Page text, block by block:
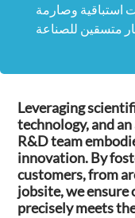
استباقية وصارمة
Leveraging
technology, and
R&D team
innovation. By
customers, from
jobsite, we
precisely meets